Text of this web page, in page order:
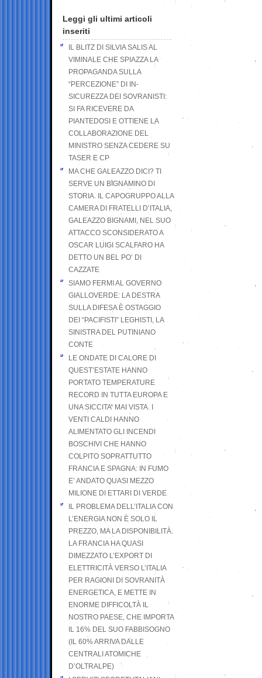
Leggi gli ultimi articoli
inseriti
IL BLITZ DI SILVIA SALIS AL
VIMINALE CHE SPIAZZA LA
PROPAGANDA SULLA
“PERCEZIONE” DI IN-
SICUREZZA DEI SOVRANISTI:
SI FA RICEVERE DA
PIANTEDOSI E OTTIENE LA
COLLABORAZIONE DEL
MINISTRO SENZA CEDERE SU
TASER E CP
MA CHE GALEAZZO DICI? TI
SERVE UN BIGNAMINO DI
STORIA. IL CAPOGRUPPO ALLA
CAMERA DI FRATELLI D’ITALIA,
GALEAZZO BIGNAMI, NEL SUO
ATTACCO SCONSIDERATO A
OSCAR LUIGI SCALFARO HA
DETTO UN BEL PO’ DI
CAZZATE
SIAMO FERMI AL GOVERNO
GIALLOVERDE: LA DESTRA
SULLA DIFESA È OSTAGGIO
DEI “PACIFISTI” LEGHISTI, LA
SINISTRA DEL PUTINIANO
CONTE
LE ONDATE DI CALORE DI
QUEST’ESTATE HANNO
PORTATO TEMPERATURE
RECORD IN TUTTA EUROPA E
UNA SICCITA’ MAI VISTA. I
VENTI CALDI HANNO
ALIMENTATO GLI INCENDI
BOSCHIVI CHE HANNO
COLPITO SOPRATTUTTO
FRANCIA E SPAGNA: IN FUMO
E’ ANDATO QUASI MEZZO
MILIONE DI ETTARI DI VERDE
IL PROBLEMA DELL’ITALIA CON
L’ENERGIA NON È SOLO IL
PREZZO, MA LA DISPONIBILITÀ.
LA FRANCIA HA QUASI
DIMEZZATO L’EXPORT DI
ELETTRICITÀ VERSO L’ITALIA
PER RAGIONI DI SOVRANITÀ
ENERGETICA, E METTE IN
ENORME DIFFICOLTÀ IL
NOSTRO PAESE, CHE IMPORTA
IL 16% DEL SUO FABBISOGNO
(IL 60% ARRIVA DALLE
CENTRALI ATOMICHE
D’OLTRALPE)